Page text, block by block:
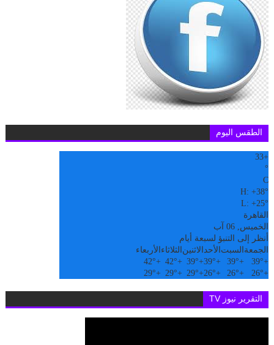
الطقس اليوم
+
33
°
C
H:+38°
L:+25°
القاهرة
الخميس, 06 آب
أنظر إلى التنبؤ لسبعة أيام
الجمعة السبت الأحدالاثنين الثلاثاء الأربعاء
+
39°
+
39°
+
39°
+
39°
+
42°
+
42°
+
26°
+
26°
+
26°
+
29°
+
29°
+
29°
التقرير نيوز TV